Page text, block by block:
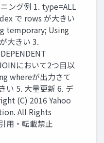
ング例 1. type=ALL
で rows が大きい
temporary; Using
大きい 3.
において2つ目以
whereが出力さて
い 5. 大量更新 6. デ
(C) 2016 Yahoo
All Rights
用・転載禁止